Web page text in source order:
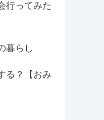
行ってみた
暮らし
る？【おみ